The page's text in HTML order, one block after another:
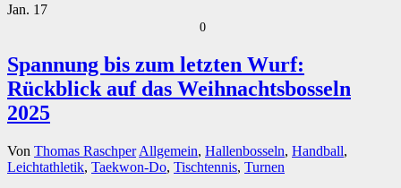
Jan. 17
0
Spannung bis zum letzten Wurf:
Rückblick auf das Weihnachtsbosseln
2025
Von Thomas Raschper Allgemein, Hallenbosseln, Handball,
Leichtathletik, Taekwon-Do, Tischtennis, Turnen